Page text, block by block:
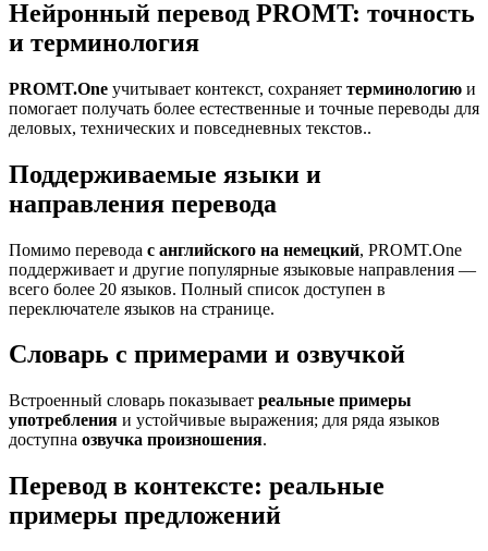
Нейронный перевод PROMT: точность
и терминология
PROMT.One учитывает контекст, сохраняет терминологию и
помогает получать более естественные и точные переводы для
деловых, технических и повседневных текстов..
Поддерживаемые языки и
направления перевода
Помимо перевода с английского на немецкий, PROMT.One
поддерживает и другие популярные языковые направления —
всего более 20 языков. Полный список доступен в
переключателе языков на странице.
Словарь с примерами и озвучкой
Встроенный словарь показывает реальные примеры
употребления и устойчивые выражения; для ряда языков
доступна озвучка произношения.
Перевод в контексте: реальные
примеры предложений